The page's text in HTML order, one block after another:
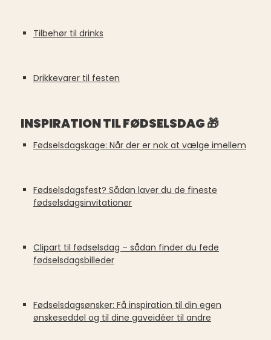
Tilbehør til drinks
Drikkevarer til festen
INSPIRATION TIL FØDSELSDAG 🎁
Fødselsdagskage: Når der er nok at vælge imellem
Fødselsdagsfest? Sådan laver du de fineste
fødselsdagsinvitationer
Clipart til fødselsdag – sådan finder du fede
fødselsdagsbilleder
Fødselsdagsønsker: Få inspiration til din egen
ønskeseddel og til dine gaveidéer til andre